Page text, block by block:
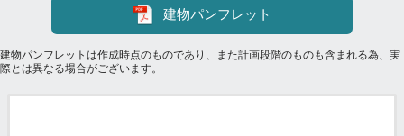
建物パンフレット
建物パンフレットは作成時点のものであり、また計画段階のものも含まれる為、実
際とは異なる場合がございます。